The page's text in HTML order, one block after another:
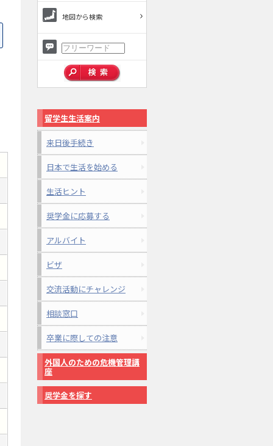
地図から検索
留学生生活案内
来日後手続き
日本で生活を始める
生活ヒント
奨学金に応募する
アルバイト
ビザ
交流活動にチャレンジ
相談窓口
卒業に際しての注意
外国人のための危機管理講
座
奨学金を探す